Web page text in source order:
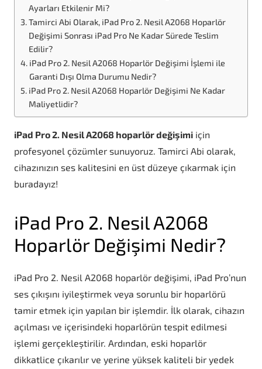
Ayarları Etkilenir Mi?
Tamirci Abi Olarak, iPad Pro 2. Nesil A2068 Hoparlör
Değişimi Sonrası iPad Pro Ne Kadar Sürede Teslim
Edilir?
iPad Pro 2. Nesil A2068 Hoparlör Değişimi İşlemi ile
Garanti Dışı Olma Durumu Nedir?
iPad Pro 2. Nesil A2068 Hoparlör Değişimi Ne Kadar
Maliyetlidir?
iPad Pro 2. Nesil A2068 hoparlör değişimi için
profesyonel çözümler sunuyoruz. Tamirci Abi olarak,
cihazınızın ses kalitesini en üst düzeye çıkarmak için
buradayız!
iPad Pro 2. Nesil A2068
Hoparlör Değişimi Nedir?
iPad Pro 2. Nesil A2068 hoparlör değişimi, iPad Pro’nun
ses çıkışını iyileştirmek veya sorunlu bir hoparlörü
tamir etmek için yapılan bir işlemdir. İlk olarak, cihazın
açılması ve içerisindeki hoparlörün tespit edilmesi
işlemi gerçekleştirilir. Ardından, eski hoparlör
dikkatlice çıkarılır ve yerine yüksek kaliteli bir yedek